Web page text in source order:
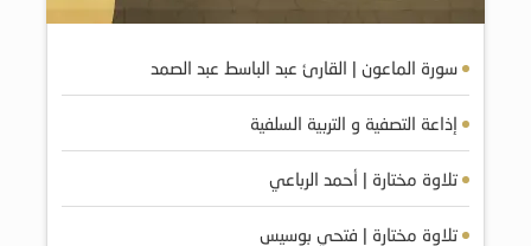
سورة الماعون | القارئ عبد الباسط عبد الصمد
إذاعة التصفية و التربية السلفية
تلاوة مختارة | أحمد الرباعي
تلاوة مختارة | فتحي بوسيس